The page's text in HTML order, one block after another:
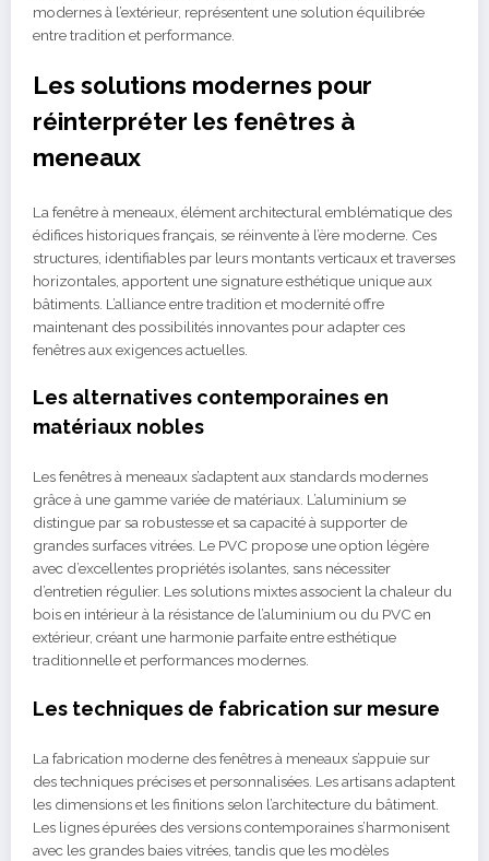
modernes à l’extérieur, représentent une solution équilibrée
entre tradition et performance.
Les solutions modernes pour
réinterpréter les fenêtres à
meneaux
La fenêtre à meneaux, élément architectural emblématique des
édifices historiques français, se réinvente à l’ère moderne. Ces
structures, identifiables par leurs montants verticaux et traverses
horizontales, apportent une signature esthétique unique aux
bâtiments. L’alliance entre tradition et modernité offre
maintenant des possibilités innovantes pour adapter ces
fenêtres aux exigences actuelles.
Les alternatives contemporaines en
matériaux nobles
Les fenêtres à meneaux s’adaptent aux standards modernes
grâce à une gamme variée de matériaux. L’aluminium se
distingue par sa robustesse et sa capacité à supporter de
grandes surfaces vitrées. Le PVC propose une option légère
avec d’excellentes propriétés isolantes, sans nécessiter
d’entretien régulier. Les solutions mixtes associent la chaleur du
bois en intérieur à la résistance de l’aluminium ou du PVC en
extérieur, créant une harmonie parfaite entre esthétique
traditionnelle et performances modernes.
Les techniques de fabrication sur mesure
La fabrication moderne des fenêtres à meneaux s’appuie sur
des techniques précises et personnalisées. Les artisans adaptent
les dimensions et les finitions selon l’architecture du bâtiment.
Les lignes épurées des versions contemporaines s’harmonisent
avec les grandes baies vitrées, tandis que les modèles